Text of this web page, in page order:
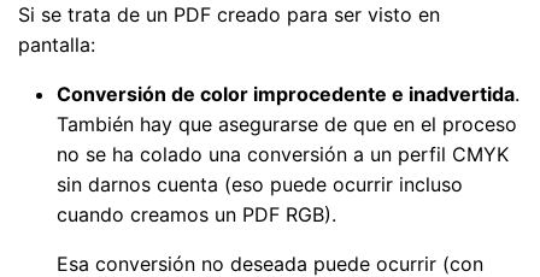
Si se trata de un PDF creado para ser visto en
pantalla:
Conversión de color improcedente e inadvertida.
También hay que asegurarse de que en el proceso
no se ha colado una conversión a un perfil CMYK
sin darnos cuenta (eso puede ocurrir incluso
cuando creamos un PDF RGB).
Esa conversión no deseada puede ocurrir (con